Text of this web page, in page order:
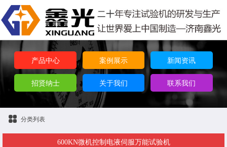
产品中心 案例展示 新闻资讯
招贤纳士 关于我们 联系我们
分类列表
600KN微机控制电液伺服万能试验机